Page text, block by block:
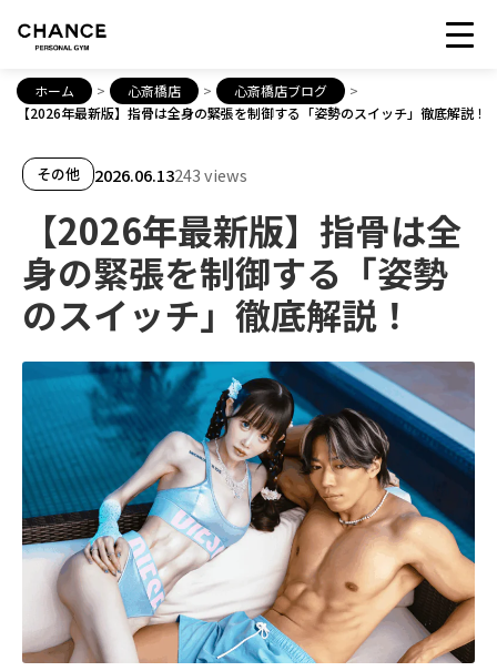
ホーム > 心斎橋店 > 心斎橋店ブログ
>
【2026年最新版】指骨は全身の緊張を制御する「姿勢のスイッチ」徹底解説！
その他 2026.06.13243 views
【2026年最新版】指骨は全
身の緊張を制御する「姿勢
のスイッチ」徹底解説！